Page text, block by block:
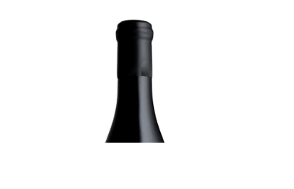
1996 キュヴェ・エクセプショネル、サ
ン・ヴァンサン、グラン・クリュ、シャン
パーニュ・R＆L・ルグラ
¥99,000 (税込) - 750ml